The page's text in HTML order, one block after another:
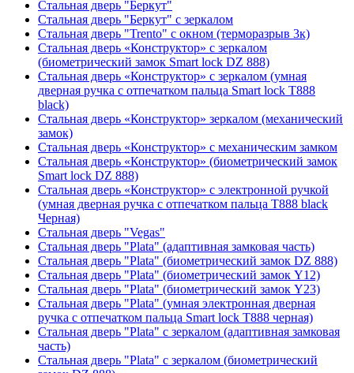
Стальная дверь "Беркут"
Стальная дверь "Беркут" с зеркалом
Стальная дверь "Trento" с окном (терморазрыв 3к)
Стальная дверь «Конструктор» с зеркалом
(биометрический замок Smart lock DZ 888)
Стальная дверь «Конструктор» с зеркалом (умная
дверная ручка с отпечатком пальца Smart lock T888
black)
Стальная дверь «Конструктор» зеркалом (механический
замок)
Стальная дверь «Конструктор» с механическим замком
Стальная дверь «Конструктор» (биометрический замок
Smart lock DZ 888)
Стальная дверь «Конструктор» с электронной ручкой
(умная дверная ручка с отпечатком пальца T888 black
Черная)
Стальная дверь "Vegas"
Стальная дверь "Plata" (адаптивная замковая часть)
Стальная дверь "Plata" (биометрический замок DZ 888)
Стальная дверь "Plata" (биометрический замок Y12)
Стальная дверь "Plata" (биометрический замок Y23)
Стальная дверь "Plata" (умная электронная дверная
ручка с отпечатком пальца Smart lock T888 черная)
Стальная дверь "Plata" с зеркалом (адаптивная замковая
часть)
Стальная дверь "Plata" с зеркалом (биометрический